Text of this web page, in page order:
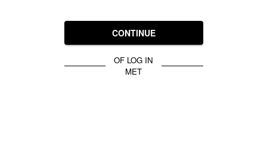
CONTINUE
OF LOG IN
MET